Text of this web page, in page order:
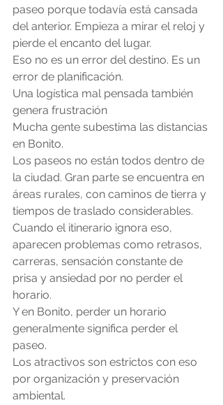
paseo porque todavía está cansada
del anterior. Empieza a mirar el reloj y
pierde el encanto del lugar.
Eso no es un error del destino. Es un
error de planificación.
Una logística mal pensada también
genera frustración
Mucha gente subestima las distancias
en Bonito.
Los paseos no están todos dentro de
la ciudad. Gran parte se encuentra en
áreas rurales, con caminos de tierra y
tiempos de traslado considerables.
Cuando el itinerario ignora eso,
aparecen problemas como retrasos,
carreras, sensación constante de
prisa y ansiedad por no perder el
horario.
Y en Bonito, perder un horario
generalmente significa perder el
paseo.
Los atractivos son estrictos con eso
por organización y preservación
ambiental.